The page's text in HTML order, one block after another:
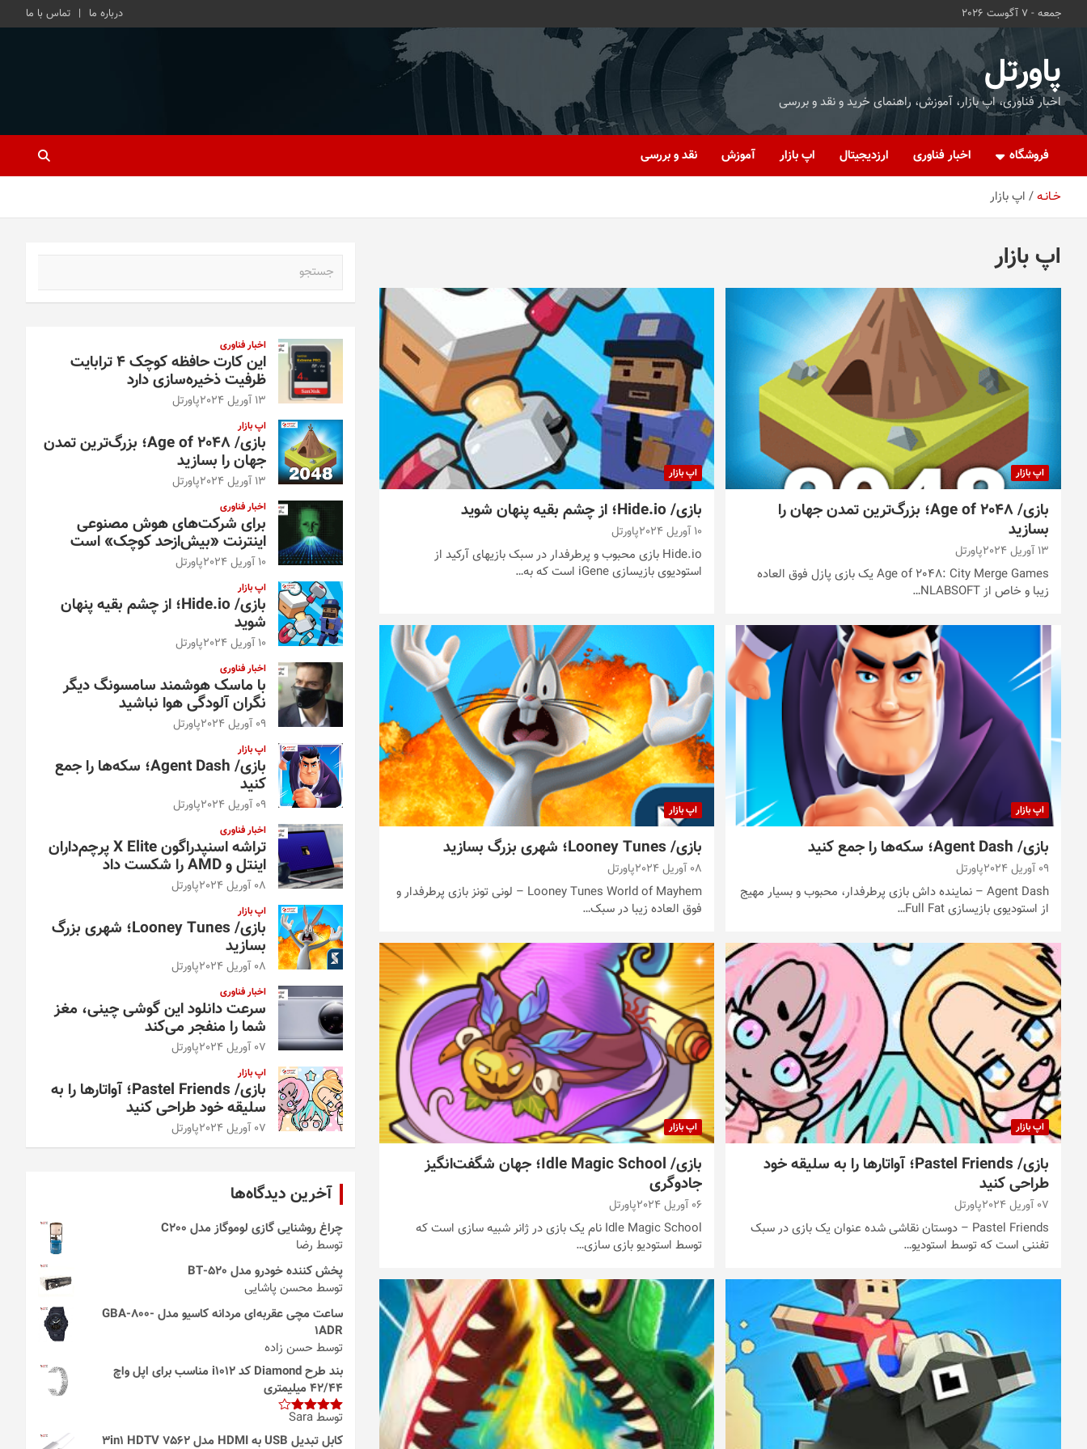
جمعه - 7 آگوست 2026 درباره ما تماس با ما
پاورتل
اخبار فناوری، اپ بازار، آموزش، راهنمای خرید و نقد و بررسی
فروشگاه اخبار فناوری ارزدیجیتال اپ بازار آموزش نقد و بررسی
خـانـه اپ بازار
اپ بازار
اپ بازار
بازی/ Age of 2048؛ بزرگ‌ترین تمدن جهان را
بسازید
13 آوریل 2024 پاورتل
Age of 2048: City Merge Games یک بازی پازل فوق العاده
زیبا و خاص از NLABSOFT…
اپ بازار
بازی/ Hide.io؛ از چشم بقیه پنهان شوید
10 آوریل 2024 پاورتل
Hide.io بازی محبوب و پرطرفدار در سبک بازیهای آرکید از
استودیوی بازیسازی iGene است که به…
اپ بازار
بازی/ Agent Dash؛ سکه‌ها را جمع کنید
09 آوریل 2024 پاورتل
Agent Dash – نماینده داش بازی پرطرفدار، محبوب و بسیار مهیج
از استودیوی بازیسازی Full Fat…
اپ بازار
بازی/ Looney Tunes؛ شهری بزرگ بسازید
08 آوریل 2024 پاورتل
Looney Tunes World of Mayhem – لونی تونز بازی پرطرفدار و
فوق العاده زیبا در سبک…
اپ بازار
بازی/ Pastel Friends؛ آواتارها را به سلیقه خود
طراحی کنید
07 آوریل 2024 پاورتل
Pastel Friends – دوستان نقاشی شده عنوان یک بازی در سبک
تفننی است که توسط استودیو…
اپ بازار
بازی/ Idle Magic School؛ جهان شگفت‌انگیز
جادوگری
06 آوریل 2024 پاورتل
Idle Magic School نام یک بازی در ژانر شبیه سازی است که
توسط استودیو بازی سازی…
اخبار فناوری
این کارت حافظه کوچک ۴ ترابایت
ظرفیت ذخیره‌سازی دارد
13 آوریل 2024 پاورتل
اپ بازار
بازی/ Age of 2048؛ بزرگ‌ترین تمدن
جهان را بسازید
13 آوریل 2024 پاورتل
اخبار فناوری
برای شرکت‌های هوش مصنوعی
اینترنت «بیش‌از‌حد کوچک» است
10 آوریل 2024 پاورتل
اپ بازار
بازی/ Hide.io؛ از چشم بقیه پنهان
شوید
10 آوریل 2024 پاورتل
اخبار فناوری
با ماسک هوشمند سامسونگ دیگر
نگران آلودگی هوا نباشید
09 آوریل 2024 پاورتل
اپ بازار
بازی/ Agent Dash؛ سکه‌ها را جمع
کنید
09 آوریل 2024 پاورتل
اخبار فناوری
تراشه اسنپدراگون X Elite پرچم‌داران
اینتل و AMD را شکست داد
08 آوریل 2024 پاورتل
اپ بازار
بازی/ Looney Tunes؛ شهری بزرگ
بسازید
08 آوریل 2024 پاورتل
اخبار فناوری
سرعت دانلود این گوشی چینی، مغز
شما را منفجر می‌کند
07 آوریل 2024 پاورتل
اپ بازار
بازی/ Pastel Friends؛ آواتارها را به
سلیقه خود طراحی کنید
07 آوریل 2024 پاورتل
آخرین دیدگاه‌ها
چراغ روشنایی گازی لوموگاز مدل C200
توسط رضا
پخش کننده خودرو مدل 520-BT
توسط محسن پاشایی
ساعت مچی عقربه‌ای مردانه کاسیو مدل GBA-800-
1ADR
توسط حسن زاده
بند طرح Diamond کد i1012 مناسب برای اپل واچ
42/44 میلیمتری
امتیاز4
از 5
توسط Sara
کابل تبدیل USB به HDMI مدل 3in1 HDTV 7562